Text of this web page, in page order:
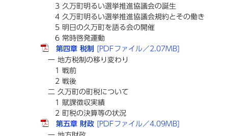
3 久万町明るい選挙推進協議会の誕生
4 久万町明るい選挙推進協議会規約とその働き
5 明日の久万町を語る会の開催
6 常時啓発運動
第四章 税制
[PDFファイル／2.07MB]
一 地方税制の移り変わり
1 戦前
2 戦後
二 久万町の町税について
1 賦課徴収実績
2 町税の決算等の状況
第五章 財政 [PDFファイル／4.09MB]